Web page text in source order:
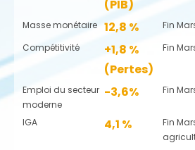
(PIB)
Masse monétaire 12,8 %
Fin
Compétitivité
+1,8 %
(Pertes)
Fin
Emploi du secteur
moderne
-3,6% Fin
IGA 4,1 %
Fin